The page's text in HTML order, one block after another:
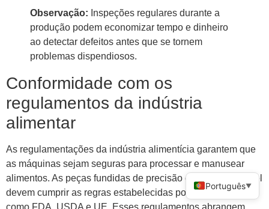
Observação: Inspeções regulares durante a
produção podem economizar tempo e dinheiro
ao detectar defeitos antes que se tornem
problemas dispendiosos.
Conformidade com os
regulamentos da indústria
alimentar
As regulamentações da indústria alimentícia garantem que
as máquinas sejam seguras para processar e manusear
alimentos. As peças fundidas de precisão em aço inoxidável
devem cumprir as regras estabelecidas por organizações
como FDA, USDA e UE. Esses regulamentos abrangem
Português▼